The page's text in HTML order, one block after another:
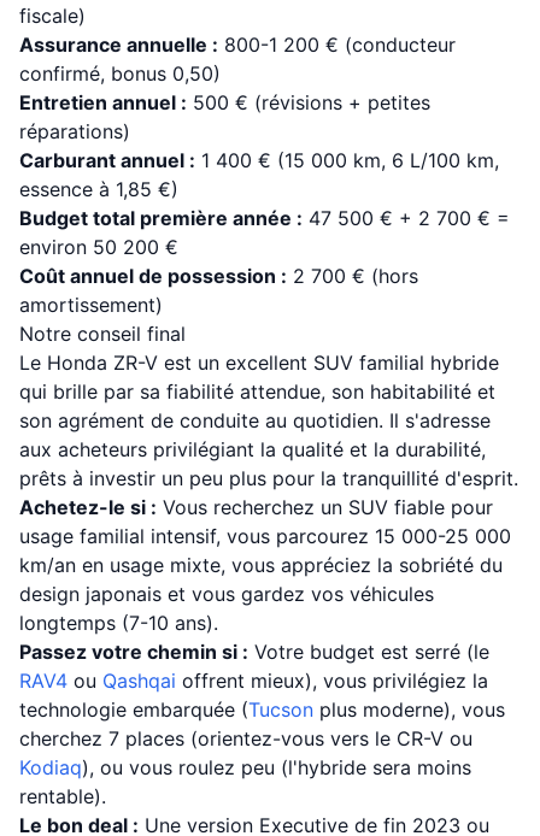
fiscale)
Assurance annuelle : 800-1 200 € (conducteur
confirmé, bonus 0,50)
Entretien annuel : 500 € (révisions + petites
réparations)
Carburant annuel : 1 400 € (15 000 km, 6 L/100 km,
essence à 1,85 €)
Budget total première année : 47 500 € + 2 700 € =
environ 50 200 €
Coût annuel de possession : 2 700 € (hors
amortissement)
Notre conseil final
Le Honda ZR-V est un excellent SUV familial hybride
qui brille par sa fiabilité attendue, son habitabilité et
son agrément de conduite au quotidien. Il s'adresse
aux acheteurs privilégiant la qualité et la durabilité,
prêts à investir un peu plus pour la tranquillité d'esprit.
Achetez-le si : Vous recherchez un SUV fiable pour
usage familial intensif, vous parcourez 15 000-25 000
km/an en usage mixte, vous appréciez la sobriété du
design japonais et vous gardez vos véhicules
longtemps (7-10 ans).
Passez votre chemin si : Votre budget est serré (le
RAV4 ou Qashqai offrent mieux), vous privilégiez la
technologie embarquée (Tucson plus moderne), vous
cherchez 7 places (orientez-vous vers le CR-V ou
Kodiaq), ou vous roulez peu (l'hybride sera moins
rentable).
Le bon deal : Une version Executive de fin 2023 ou